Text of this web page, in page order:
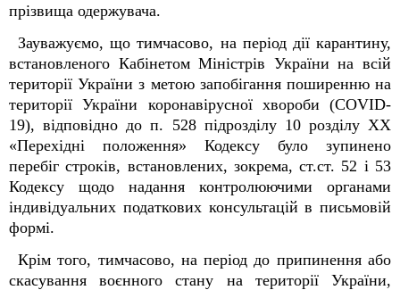
прізвища одержувача.
Зауважуємо, що тимчасово, на період дії карантину,
встановленого Кабінетом Міністрів України на всій
території України з метою запобігання поширенню на
території України коронавірусної хвороби (COVID-
19), відповідно до п. 528підрозділу 10 розділу XX
«Перехідні положення» Кодексу було зупинено
перебіг строків, встановлених, зокрема, ст.ст. 52 і 53
Кодексу щодо надання контролюючими органами
індивідуальних податкових консультацій в письмовій
формі.
Крім того, тимчасово, на період до припинення або
скасування воєнного стану на території України,